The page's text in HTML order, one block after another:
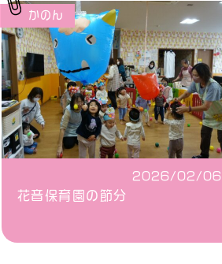
2026/02/06
花音保育園の節分
かのん